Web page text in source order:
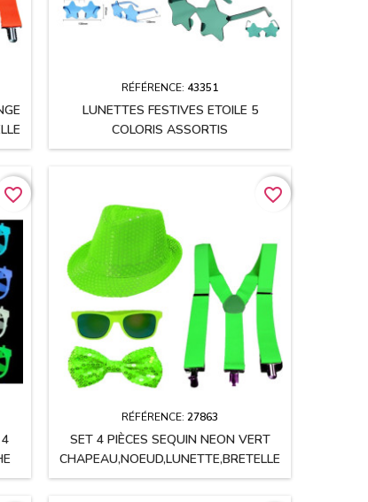
RÉFÉRENCE: 43351
LUNETTES FESTIVES ETOILE 5
COLORIS ASSORTIS
favorite_border
RÉFÉRENCE:27863
SET 4 PIÈCES SEQUIN NEON VERT
CHAPEAU,NOEUD,LUNETTE,BRETELLE
favorite_border